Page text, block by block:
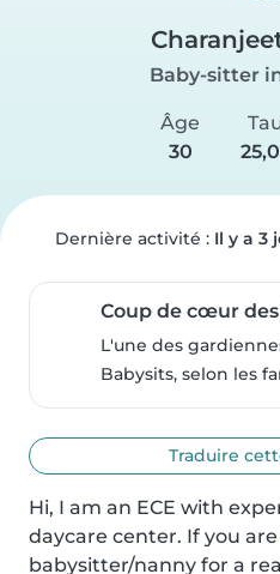
Baby-sitter
Âge
30
Dernière activité : Il y a 3
Coup de cœur
L'une des
Babysits, selon les
Traduire
Hi, I am an ECE with
daycare center. If you
babysitter/nanny for a